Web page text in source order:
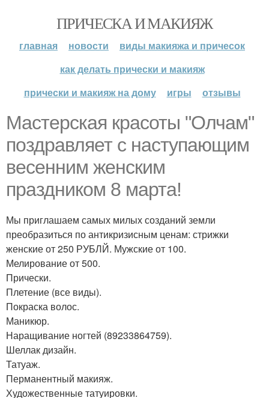
ПРИЧЕСКА И МАКИЯЖ
главная новости
виды макияжа и причесок
как делать прически и макияж
прически и макияж на дому
игры отзывы
Мастерская красоты "Олчам"
поздравляет с наступающим
весенним женским
праздником 8 марта!
Мы приглашаем самых милых созданий земли
преобразиться по антикризисным ценам: стрижки
женские от 250 РУБЛЙ. Мужские от 100.
Мелирование от 500.
Прически.
Плетение (все виды).
Покраска волос.
Маникюр.
Наращивание ногтей (89233864759).
Шеллак дизайн.
Татуаж.
Перманентный макияж.
Художественные татуировки.